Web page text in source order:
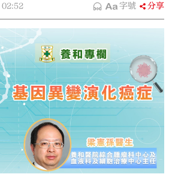
02:52 字號 分享